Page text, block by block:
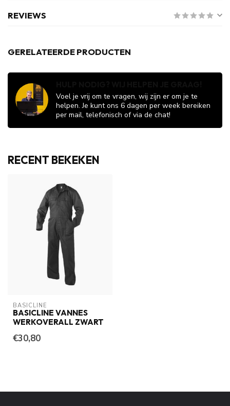
REVIEWS
GERELATEERDE PRODUCTEN
Voel je vrij om te vragen, wij zijn er om je te
helpen. Je kunt ons 6 dagen per week bereiken
per mail, telefonisch of via de chat!
RECENT BEKEKEN
BASICLINE
BASICLINE VANNES
WERKOVERALL ZWART
€30,80